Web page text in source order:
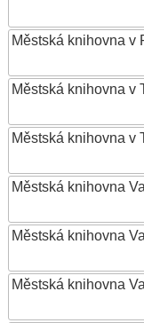
Městská knihovna v
Městská knihovna v
Městská knihovna v
Městská knihovna
Městská knihovna
Městská knihovna